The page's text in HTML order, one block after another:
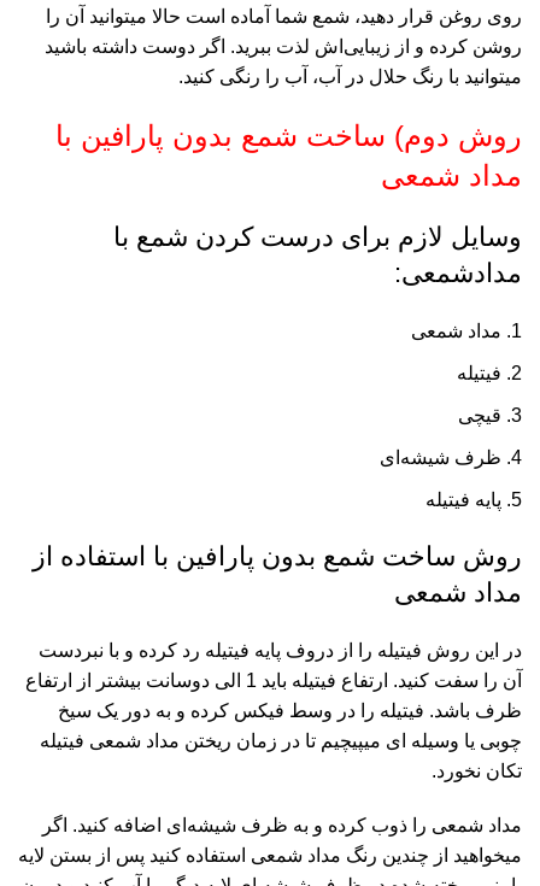
روی روغن قرار دهید، شمع شما آماده است حالا میتوانید آن را
روشن کرده و از زیبایی‌اش لذت ببرید. اگر دوست داشته باشید
میتوانید با رنگ حلال در آب، آب را رنگی کنید.
روش دوم) ساخت شمع بدون پارافین با
مداد شمعی
وسایل لازم برای درست کردن شمع با
مدادشمعی:
مداد شمعی
فیتیله
قیچی
ظرف شیشه‌ای
پایه فیتیله
روش ساخت شمع بدون پارافین با استفاده از
مداد شمعی
در این روش فیتیله را از دروف پایه فیتیله رد کرده و با نبردست
آن را سفت کنید. ارتفاع فیتیله باید 1 الی دوسانت بیشتر از ارتفاع
ظرف باشد. فیتیله را در وسط فیکس کرده و به دور یک سیخ
چوبی یا وسیله ای میپیچیم تا در زمان ریختن مداد شمعی فیتیله
تکان نخورد.
مداد شمعی را ذوب کرده و به ظرف شیشه‌ای اضافه کنید. اگر
میخواهید از چندین رنگ مداد شمعی استفاده کنید پس از بستن لایه